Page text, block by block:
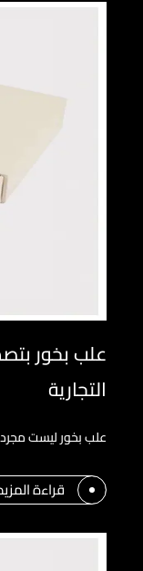
علب بخور
التجارية
علب بخور ليست
قراءة